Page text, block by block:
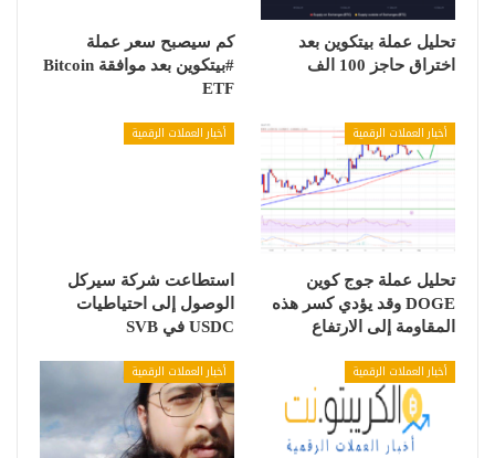
تحليل عملة بيتكوين بعد
اختراق حاجز 100 الف
كم سيصبح سعر عملة
#بيتكوين بعد موافقة Bitcoin
ETF
أخبار العملات الرقمية
تحليل عملة جوج كوين
DOGE وقد يؤدي كسر هذه
المقاومة إلى الارتفاع
أخبار العملات الرقمية
استطاعت شركة سيركل
الوصول إلى احتياطيات
USDC في SVB
أخبار العملات الرقمية أخبار العملات الرقمية